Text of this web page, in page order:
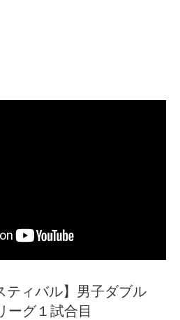
ティバル】男子ダブル
グ１試合目